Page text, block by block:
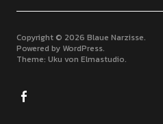
Copyright © 2026 Blaue Narzisse
Powered by WordPress
Theme: Uku von Elmastudio